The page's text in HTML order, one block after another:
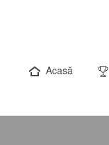
Acasă